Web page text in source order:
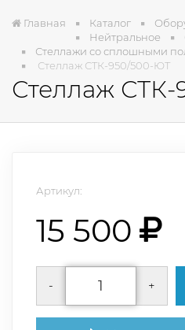
Главная Каталог
Нейтральное
Стеллажи со сплошными
Стеллаж СТК-950/500-ЮТ
Стеллаж
Артикул:
15 500
- +